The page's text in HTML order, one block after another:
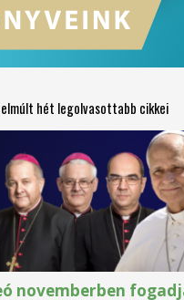
elmúlt hét legolvasottabb cikkei